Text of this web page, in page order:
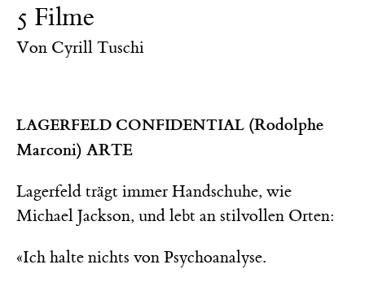
5 Filme
Von Cyrill Tuschi
LAGERFELD CONFIDENTIAL (Rodolphe
Marconi) ARTE
Lagerfeld trägt immer Handschuhe, wie
Michael Jackson, und lebt an stilvollen Orten:
«Ich halte nichts von Psychoanalyse.